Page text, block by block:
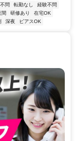
問 転勤なし
経験不問
間 研修あり
在宅OK
深夜 ピアスOK